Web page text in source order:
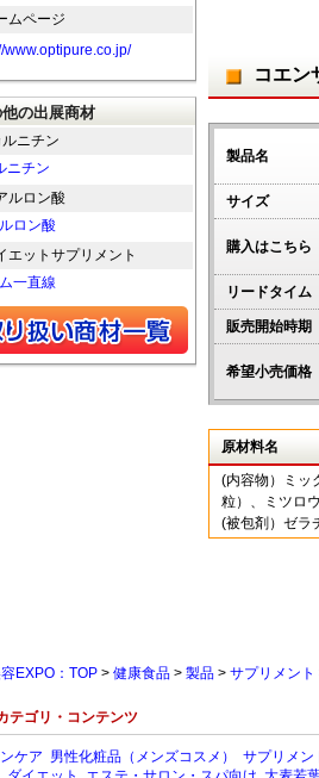
コエ
製品名
サイズ
購入はこちら
リードタイム
販売開始時期
希望小売価格
原材料名
(内容物）ミッ
粒）、ミツロ
(被包剤）ゼラ
ムページ
www.optipure.co.jp/
他の出展商材
ルニチン
ニチン
ルロン酸
ロン酸
エットサプリメント
一直線
EXPO：TOP > 健康食品 > 製品 > サプリメント
テゴリ・コンテンツ
ケア 男性化粧品（メンズコスメ） サプリメン